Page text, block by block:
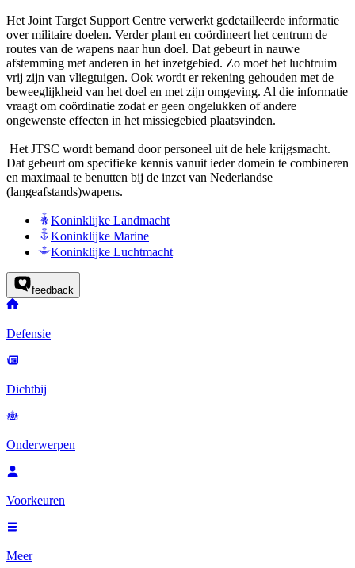
Het Joint Target Support Centre verwerkt gedetailleerde informatie
over militaire doelen. Verder plant en coördineert het centrum de
routes van de wapens naar hun doel. Dat gebeurt in nauwe
afstemming met anderen in het inzetgebied. Zo moet het luchtruim
vrij zijn van vliegtuigen. Ook wordt er rekening gehouden met de
beweeglijkheid van het doel en met zijn omgeving. Al die informatie
vraagt om coördinatie zodat er geen ongelukken of andere
ongewenste effecten in het missiegebied plaatsvinden.
Het JTSC wordt bemand door personeel uit de hele krijgsmacht.
Dat gebeurt om specifieke kennis vanuit ieder domein te combineren
en maximaal te benutten bij de inzet van Nederlandse
(langeafstands)wapens.
Koninklijke Landmacht
Koninklijke Marine
Koninklijke Luchtmacht
feedback
Defensie
Dichtbij
Onderwerpen
Voorkeuren
Meer